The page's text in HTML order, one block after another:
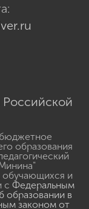
образования
обучающихся и
с Федеральным
в
законом от